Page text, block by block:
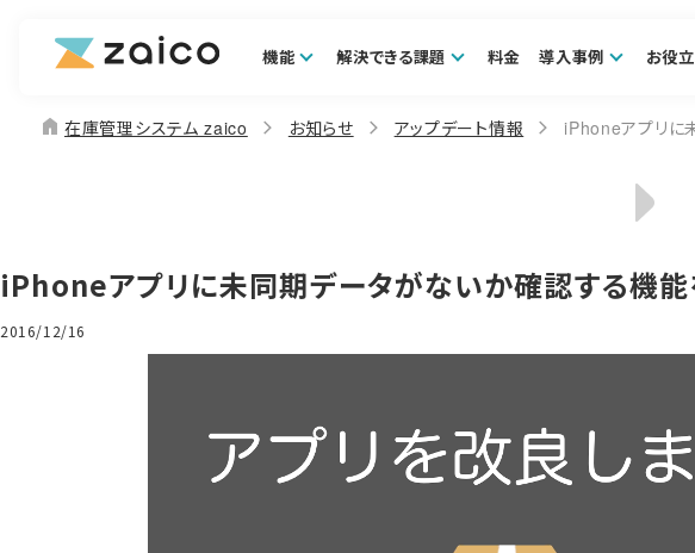
機能 解決できる課題 料金 導入事例 お役
home 在庫管理システム zaico お知らせ アップデート情報 iPhoneアプリに
iPhoneアプリに未同期データがないか確認する機能
2016/12/16